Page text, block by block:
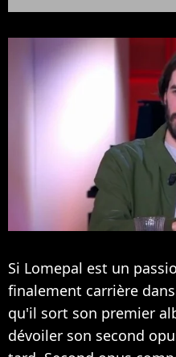
Si Lomepal est un
finalement carrière
qu'il sort son premier
dévoiler son second